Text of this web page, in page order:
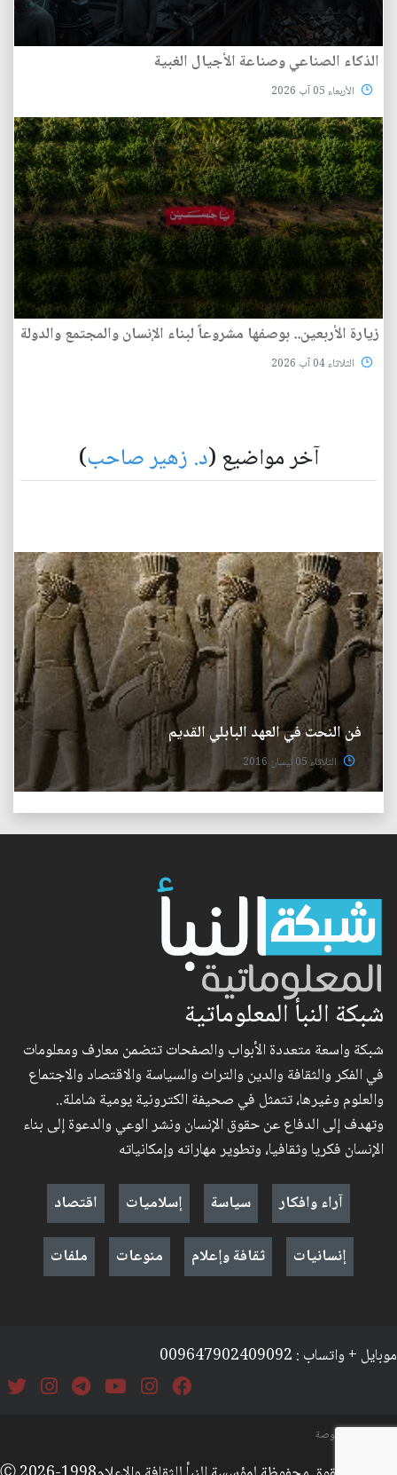
الذكاء الصناعي وصناعة الأجيال الغبية
الأربعاء 05 آب 2026
زيارة الأربعين.. بوصفها مشروعاً لبناء الإنسان والمجتمع والدولة
الثلاثاء 04 آب 2026
آخر مواضيع (د. زهير صاحب)
فن النحت في العهد البابلي القديم
الثلاثاء 05 نيسان 2016
شبكة النبأ المعلوماتية
شبكة واسعة متعددة الأبواب والصفحات تتضمن معارف ومعلومات
في الفكر والثقافة والدين والتراث والسياسة والاقتصاد والاجتماع
والعلوم وغيرها، تتمثل في صحيفة الكترونية يومية شاملة..
وتهدف إلى الدفاع عن حقوق الإنسان ونشر الوعي والدعوة إلى بناء
الإنسان فكريا وثقافيا، وتطوير مهاراته وإمكانياته
آراء وافكار
سياسة إسلاميات
اقتصاد
إنسانيات
ثقافة وإعلام منوعات ملفات
موبايل + واتساب : 009647902409092
السياسة والخصوصة